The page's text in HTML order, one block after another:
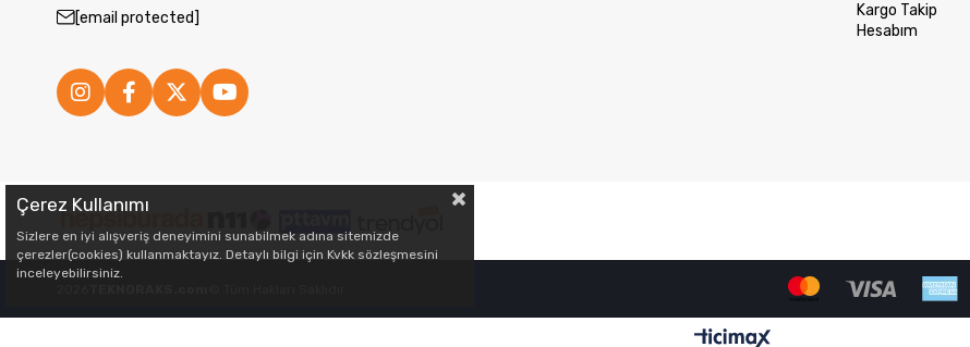
[email protected]
Kargo Takip
Hesabım
Çerez Kullanımı
Sizlere en iyi alışveriş deneyimini sunabilmek adına sitemizde
çerezler(cookies) kullanmaktayız. Detaylı bilgi için Kvkk sözleşmesini
inceleyebilirsiniz.